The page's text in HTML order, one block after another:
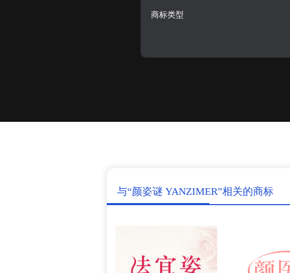
商标类型
与“颜姿谜 YANZIMER”相关的商标